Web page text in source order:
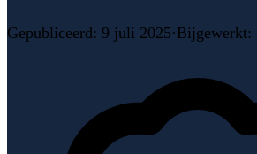
Gepubliceerd: 9 juli 2025·Bijgewerkt: